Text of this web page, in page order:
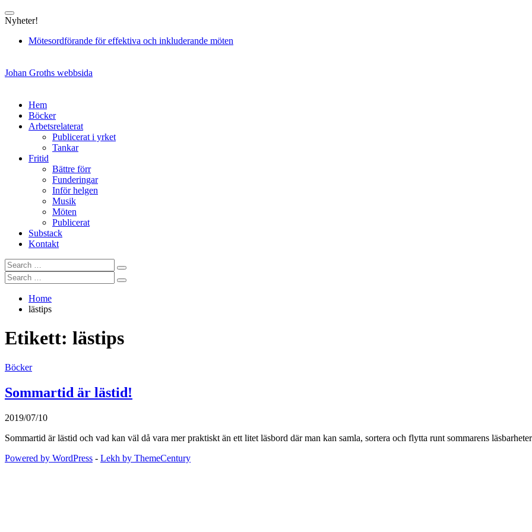
to
Nyheter!
Mötesordförande för effektiva och inkluderande möten
Johan Groths webbsida
Hem
Böcker
Arbetsrelaterat
Publicerat i yrket
Tankar
Fritid
Bättre förr
Funderingar
Inför helgen
Musik
Möten
Publicerat
Substack
Kontakt
Search
for:
Search
Search
for:
Search
Home
lästips
Etikett: lästips
Böcker
Sommartid är lästid!
2019/07/10
Sommartid är lästid och vad kan väl då vara mer praktiskt än ett litet läsbord där man kan samla, sortera och flytta runt sommarens
Powered by WordPress - Lekh by ThemeCentury